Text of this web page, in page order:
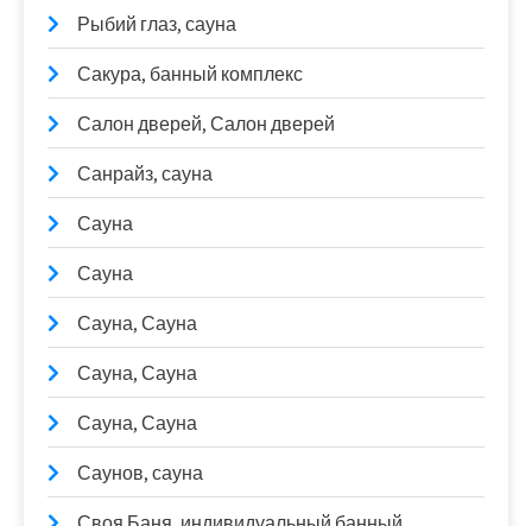
Рыбий глаз, сауна
Сакура, банный комплекс
Салон дверей, Салон дверей
Санрайз, сауна
Сауна
Сауна
Сауна, Сауна
Сауна, Сауна
Сауна, Сауна
Саунов, сауна